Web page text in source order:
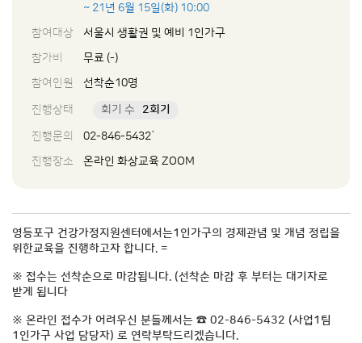
~ 21년 6월 15일(화) 10:00
참여대상
서울시 생활권 및 예비 1인가구
참가비
무료 (-)
참여인원
선착순10명
진행상태 회기 수 2회기
진행문의
02-846-5432`
진행장소
온라인 화상교육 ZOOM
영등포구 건강가정지원센터에서는1인가구의 경제관념 및 개념 정립을
위한교육을 진행하고자 합니다. =
※ 접수는 선착순으로 마감됩니다. (선착순 마감 후 부터는 대기자로
받게 됩니다
※ 온라인 접수가 어려우신 분들께서는 ☎ 02-846-5432 (사업1팀
1인가구 사업 담당자) 로 연락부탁드리겠습니다.